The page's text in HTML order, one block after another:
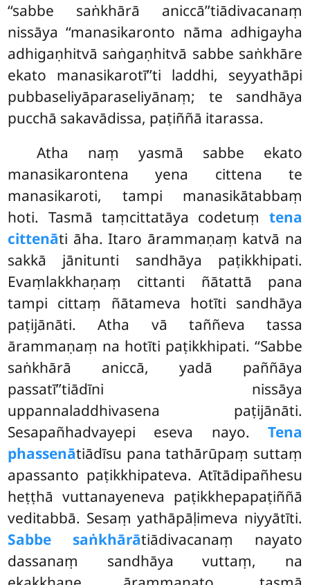
‘‘sabbe saṅkhārā aniccā’’tiādivacanaṃ
nissāya ‘‘manasikaronto nāma adhigayha
adhigaṇhitvā saṅgaṇhitvā sabbe saṅkhāre
ekato manasikarotī’’ti laddhi, seyyathāpi
pubbaseliyāparaseliyānaṃ; te sandhāya
pucchā sakavādissa, paṭiññā itarassa.
Atha naṃ yasmā sabbe ekato
manasikarontena yena cittena te
manasikaroti, tampi manasikātabbaṃ
hoti. Tasmā taṃcittatāya codetuṃ tena
cittenāti āha. Itaro ārammaṇaṃ katvā na
sakkā jānitunti sandhāya paṭikkhipati.
Evaṃlakkhaṇaṃ cittanti ñātattā pana
tampi cittaṃ ñātameva hotīti sandhāya
paṭijānāti. Atha vā taññeva tassa
ārammaṇaṃ na hotīti paṭikkhipati. ‘‘Sabbe
saṅkhārā aniccā, yadā paññāya
passatī’’tiādīni nissāya
uppannaladdhivasena paṭijānāti.
Sesapañhadvayepi eseva nayo. Tena
phassenātiādīsu pana tathārūpaṃ suttaṃ
apassanto paṭikkhipateva. Atītādipañhesu
heṭṭhā vuttanayeneva paṭikkhepapaṭiññā
veditabbā. Sesaṃ yathāpāḷimeva niyyātīti.
Sabbe saṅkhārātiādivacanaṃ nayato
dassanaṃ sandhāya vuttaṃ, na